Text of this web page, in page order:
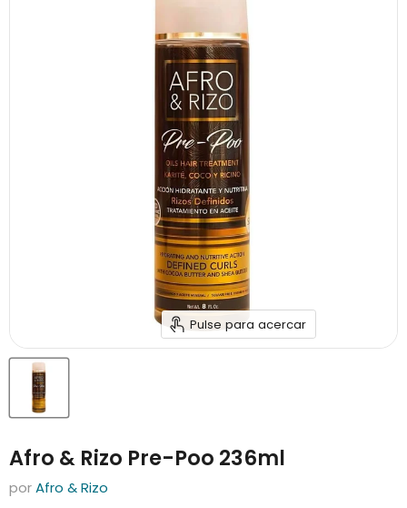
Pulse para acercar
Afro & Rizo Pre-Poo 236ml
porAfro & Rizo